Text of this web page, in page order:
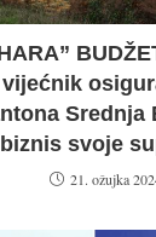
Srednja
biznis svoje
21. ožujka